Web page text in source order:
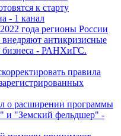
к старту
- 1 канал
года регионы России
внедряют антикризисные
- РАНХиГС.
правила
о расширении программы
и "Земский фельдшер" -